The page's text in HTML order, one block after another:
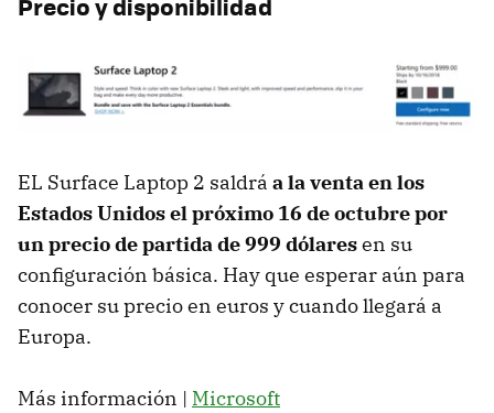
EL Surface Laptop 2 saldrá a la venta en los
Estados Unidos el próximo 16 de octubre por
un precio de partida de 999 dólaresen su
configuración básica. Hay que esperar aún para
conocer su precio en euros y cuando llegará a
Europa.
Más información | Microsoft